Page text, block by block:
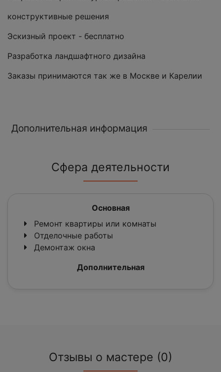
конструктивные решения
Эскизный проект - бесплатно
Разработка ландшафтного дизайна
Заказы принимаются так же в Москве и Карелии
Дополнительная информация
Сфера деятельности
Основная
Ремонт квартиры или комнаты
Отделочные работы
Демонтаж окна
Дополнительная
Отзывы о мастере (0)